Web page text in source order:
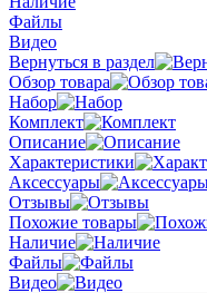
Файлы
Видео
Вернуться в раздел
Обзор товара
Набор
Комплект
Описание
Характеристики
Аксессуары
Отзывы
Похожие товары
Наличие
Файлы
Видео